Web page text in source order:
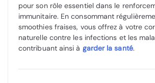
pour son rôle essentiel dans le
immunitaire. En consommant
smoothies fraises, vous offrez à votre
naturelle contre les infections et les
contribuant ainsi à garder la santé.